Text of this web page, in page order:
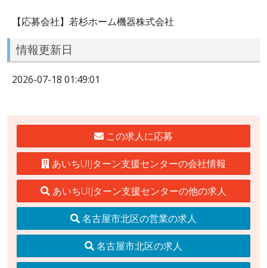
【応募会社】若杉ホーム機器株式会社
情報更新日
2026-07-18 01:49:01
この求人に応募
あいちUIJターン支援センターの会社情報
あいちUIJターン支援センターの他の求人
名古屋市北区の営業の求人
名古屋市北区の求人